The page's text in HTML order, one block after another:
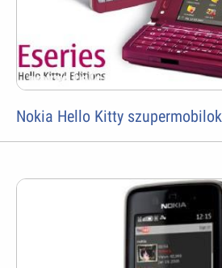
Nokia Hello Kitty szupermobilok